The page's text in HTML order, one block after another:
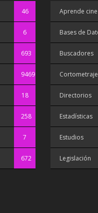
46
6
693
9469
18
258
7
672
Aprende cine
Bases de
Buscadores
Directorios
Estadísticas
Estudios
Legislación